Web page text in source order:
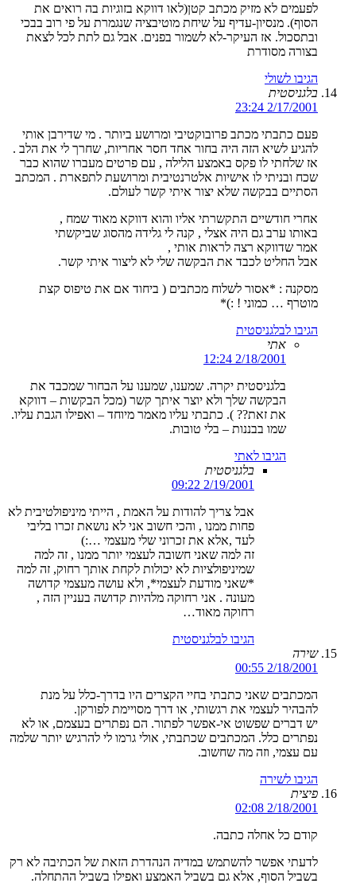
לפעמים לא מזיק מכתב קטן(לאו דווקא בזוגיות בה רואים את
הסוף). מנסיון-עדיף על שיחת מוטיבציה שנגמרת על פי רוב בבכי
ובתסכול. אז העיקר-לא לשמור בפנים. אבל גם לתת לכל לצאת
בצורה מסודרת
הגיבו לשולי
בלגניסטית
2/17/2001 23:24
פעם כתבתי מכתב פרובוקטיבי ומרושע ביותר . מי שדירבן אותי
להגיע לשיא הזה היה בחור אחד חסר אחריות, שחרך לי את הלב .
אז שלחתי לו פקס באמצע הלילה , עם פרטים מעברו שהוא כבר
שכח ובניתי לו אישיות אלטרנטיבית ומרושעת לתפארת . המכתב
הסתיים בבקשה שלא יצור איתי קשר לעולם.
אחרי חודשיים התקשרתי אליו והוא דווקא מאוד שמח ,
באותו ערב גם היה אצלי , קנה לי גלידה מהסוג שביקשתי
אמר שדווקא רצה לראות אותי ,
אבל החליט לכבד את הבקשה שלי לא ליצור איתי קשר.
מסקנה : *אסור לשלוח מכתבים ( ביחוד אם את טיפוס קצת
מוטרף … כמוני ! :)*
הגיבו לבלגניסטית
אתי
2/18/2001 12:24
בלגניסטית יקרה. שמענו, שמענו על הבחור שמכבד את
הבקשה שלך ולא יוצר איתך קשר (מכל הבקשות – דווקא
את זאת?? ). כתבתי עליו מאמר מיוחד – ואפילו הגבת עליו.
שמו בבננות – בלי טובות.
הגיבו לאתי
בלגניסטית
2/19/2001 09:22
אבל צריך להודות על האמת , הייתי מיניפולטיבית לא
פחות ממנו , והכי חשוב אני לא נושאת זכרו בליבי
לעד ,אלא את זכרוני שלי מעצמי …:)
זה למה שאני חשובה לעצמי יותר ממנו , זה למה
שמיניפולציות לא יכולות לקחת אותך רחוק, זה למה
*שאני מודעת לעצמי*, ולא עושה מעצמי קדושה
מעונה . אני רחוקה מלהיות קדושה בעניין הזה ,
רחוקה מאוד…
הגיבו לבלגניסטית
שירה
2/18/2001 00:55
המכתבים שאני כתבתי בחיי הקצרים היו בדרך-כלל על מנת
להבהיר לעצמי את רגשותי, או דרך מסויימת לפורקן.
יש דברים שפשוט אי-אפשר לפתור. הם נפתרים בעצמם, או לא
נפתרים כלל. המכתבים שכתבתי, אולי גרמו לי להרגיש יותר שלמה
עם עצמי, וזה מה שחשוב.
הגיבו לשירה
פיצית
2/18/2001 02:08
קודם כל אחלה כתבה.
לדעתי אפשר להשתמש במדיה הנהדרת הזאת של הכתיבה לא רק
בשביל הסוף, אלא גם בשביל האמצע ואפילו בשביל ההתחלה.